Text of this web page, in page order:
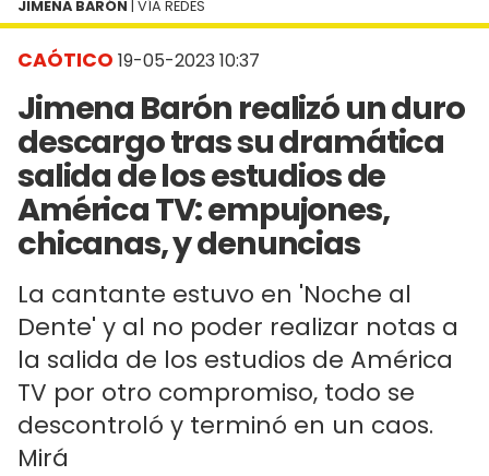
CAÓTICO 19-05-2023 10:37
Jimena Barón realizó un duro
descargo tras su dramática
salida de los estudios de
América TV: empujones,
chicanas, y denuncias
La cantante estuvo en 'Noche al
Dente' y al no poder realizar notas a
la salida de los estudios de América
TV por otro compromiso, todo se
descontroló y terminó en un caos.
Mirá
JIMENA BARÓN | VÍA REDES